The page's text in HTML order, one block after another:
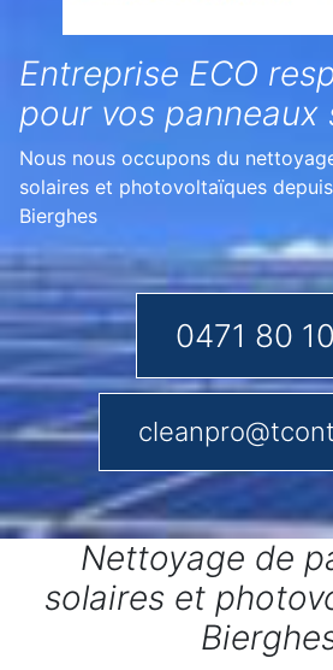
Entreprise ECO
pour vos panneaux
Nous nous occupons du
solaires et photovoltaïques
Bierghes
0471 80
Nettoyage de
solaires et